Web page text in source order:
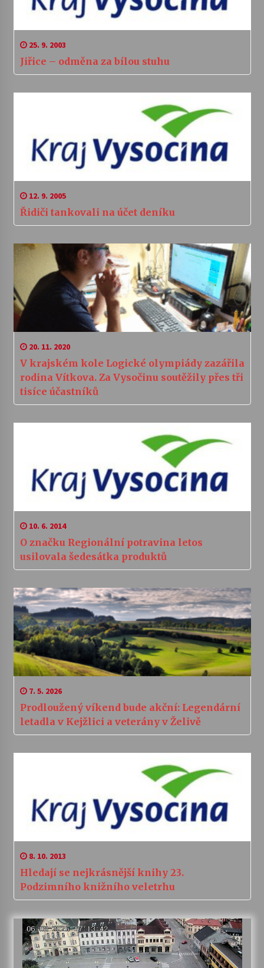
25. 9. 2003
Jiřice – odměna za bílou stuhu
12. 9. 2005
Řidiči tankovali na účet deníku
20. 11. 2020
V krajském kole Logické olympiády zazářila
rodina Vítkova. Za Vysočinu soutěžily přes tři
tisíce účastníků
10. 6. 2014
O značku Regionální potravina letos
usilovala šedesátka produktů
7. 5. 2026
Prodloužený víkend bude akční: Legendární
letadla v Kejžlici a veterány v Želivě
8. 10. 2013
Hledají se nejkrásnější knihy 23.
Podzimního knižního veletrhu